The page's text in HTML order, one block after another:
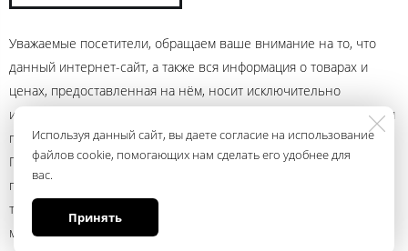
Используя данный сайт, вы даете согласие на использование
файлов cookie, помогающих нам сделать его удобнее для
вас.
Принять
Уважаемые посетители, обращаем ваше внимание на то, что
данный интернет-сайт, а также вся информация о товарах и
ценах, предоставленная на нём, носит исключительно
информационный характер и ни при каких условиях не является
публичной офертой, определяемой положениями Статьи 437
Гражданского кодекса Российской Федерации. Для получения
подробной информации о наличии и стоимости указанных
товаров и (или) услуг, пожалуйста, обращайтесь к менеджеру
магазина с помощью электронной почты andrey@ural.audio или